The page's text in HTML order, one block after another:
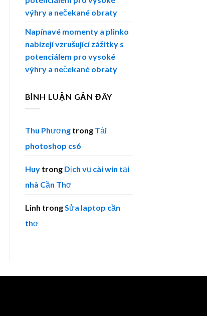
výhry a nečekané obraty
Napínavé momenty a plinko
nabízejí vzrušující zážitky s
potenciálem pro vysoké
výhry a nečekané obraty
BÌNH LUẬN GẦN ĐÂY
Thu Phươngtrong Tải
photoshop cs6
Huytrong Dịch vụ cài win tại
nhà Cần Thơ
Linh trongSửa laptop cần
thơ